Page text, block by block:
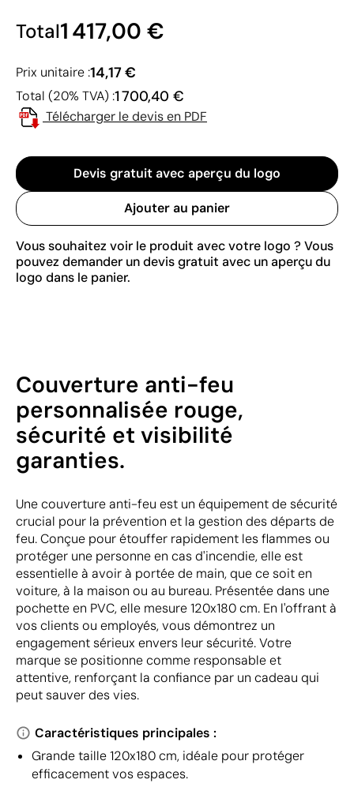
Total1 417,00 €
Prix unitaire :14,17 €
Total (20% TVA) :1 700,40 €
Télécharger le devis en PDF
Devis gratuit avec aperçu du logo
Ajouter au panier
Vous souhaitez voir le produit avec votre logo ? Vous
pouvez demander un devis gratuit avec un aperçu du
logo dans le panier.
Couverture anti-feu
personnalisée rouge,
sécurité et visibilité
garanties.
Une couverture anti-feu est un équipement de sécurité
crucial pour la prévention et la gestion des départs de
feu. Conçue pour étouffer rapidement les flammes ou
protéger une personne en cas d'incendie, elle est
essentielle à avoir à portée de main, que ce soit en
voiture, à la maison ou au bureau. Présentée dans une
pochette en PVC, elle mesure 120x180 cm. En l'offrant à
vos clients ou employés, vous démontrez un
engagement sérieux envers leur sécurité. Votre
marque se positionne comme responsable et
attentive, renforçant la confiance par un cadeau qui
peut sauver des vies.
Caractéristiques principales :
Grande taille 120x180 cm, idéale pour protéger
efficacement vos espaces.